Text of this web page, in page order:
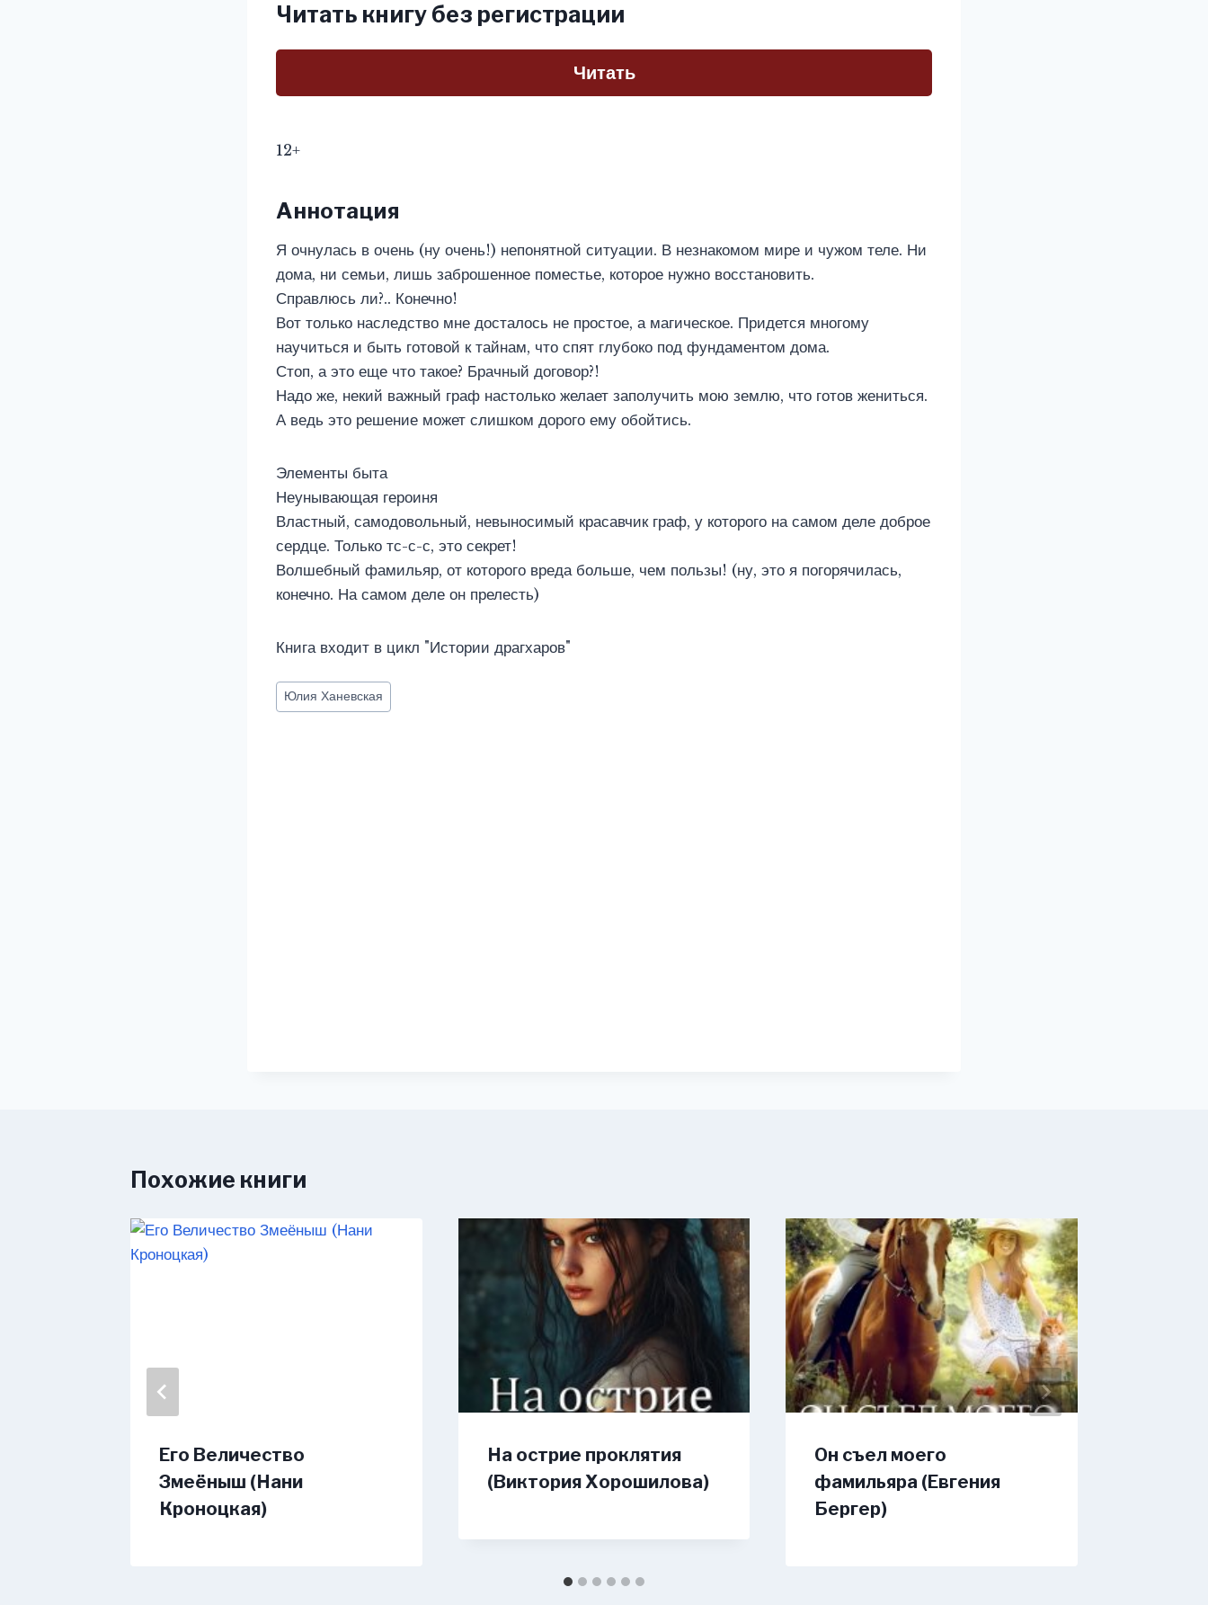
Читать книгу без регистрации
Читать
12+
Аннотация
Я очнулась в очень (ну очень!) непонятной ситуации. В незнакомом мире и чужом теле. Ни
дома, ни семьи, лишь заброшенное поместье, которое нужно восстановить.
Справлюсь ли?.. Конечно!
Вот только наследство мне досталось не простое, а магическое. Придется многому
научиться и быть готовой к тайнам, что спят глубоко под фундаментом дома.
Стоп, а это еще что такое? Брачный договор?!
Надо же, некий важный граф настолько желает заполучить мою землю, что готов жениться.
А ведь это решение может слишком дорого ему обойтись.
Элементы быта
Неунывающая героиня
Властный, самодовольный, невыносимый красавчик граф, у которого на самом деле доброе
сердце. Только тс-с-с, это секрет!
Волшебный фамильяр, от которого вреда больше, чем пользы! (ну, это я погорячилась,
конечно. На самом деле он прелесть)
Книга входит в цикл "Истории драгхаров"
Метки
записи:
Юлия Ханевская
Похожие книги
Его Величество
Змеёныш (Нани
Кроноцкая)
На острие проклятия
(Виктория Хорошилова)
Он съел моего
фамильяра (Евгения
Бергер)